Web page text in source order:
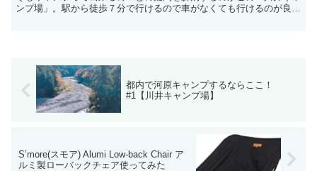
ンプ場」。駅から徒歩７分で行けるので車がなくても行けるのが良い
都内で河原キャンプするならここ！
#1【川井キャンプ場】
S’more(スモア) Alumi Low-back Chair ア
ルミ製ローバックチェア使ってみた